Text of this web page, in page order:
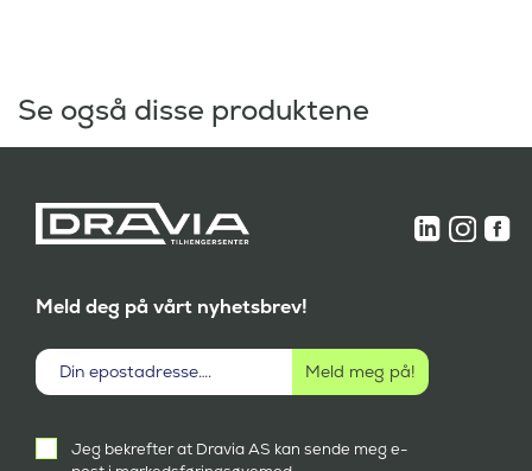
Se også disse produktene
Meld deg på vårt nyhetsbrev!
samtykke
Jeg bekrefter at Dravia AS kan sende meg e-